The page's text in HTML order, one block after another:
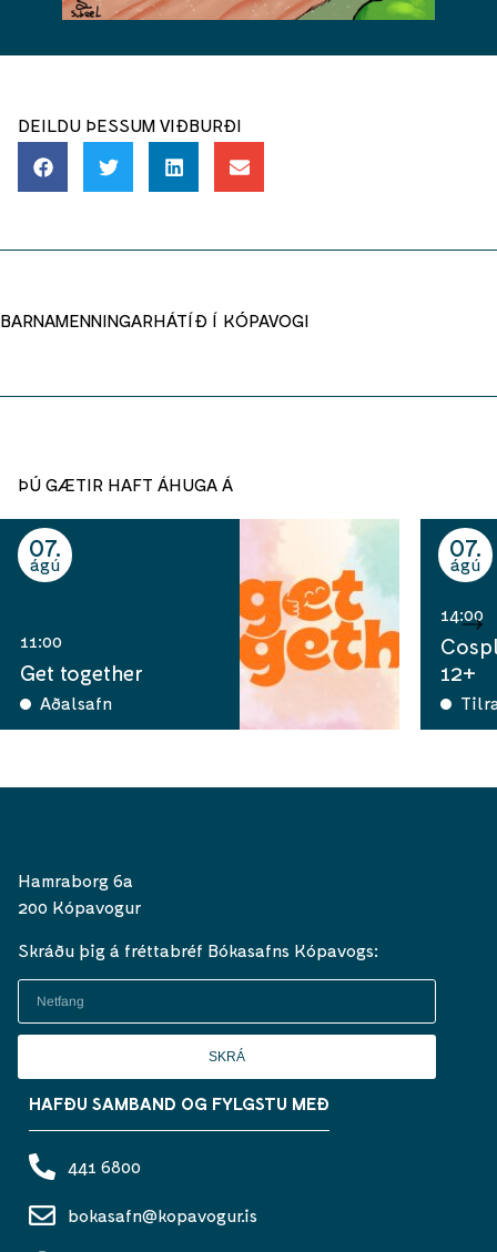
DEILDU ÞESSUM VIÐBURÐI
BARNAMENNINGARHÁTÍÐ Í KÓPAVOGI
ÞÚ GÆTIR HAFT ÁHUGA Á
07
ágú
11:00
Get together
Aðalsafn
07
ágú
14:00
12+
Hamraborg 6a
200 Kópavogur
Skráðu þig á fréttabréf Bókasafns Kópavogs:
SKRÁ
HAFÐU SAMBAND OG FYLGSTU MEÐ
441 6800
bokasafn@kopavogur.is